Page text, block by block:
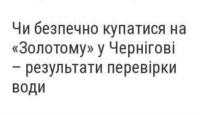
Чи безпечно купатися на
«Золотому» у Чернігові
– результати перевірки
води